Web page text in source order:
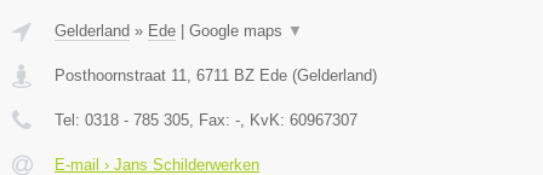
Gelderland » Ede Google maps ▼
Posthoornstraat 11 6711 BZ Ede (Gelderland)
Tel: 0318 - 785 305 , Fax: - , KvK: 60967307
E-mail › Jans Schilderwerken